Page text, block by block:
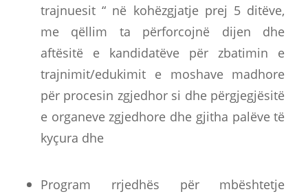
trajnuesit “ në kohëzgjatje prej 5 ditëve,
me qëllim ta përforcojnë dijen dhe
aftësitë e kandidatëve për zbatimin e
trajnimit/edukimit e moshave madhore
për procesin zgjedhor si dhe përgjegjësitë
e organeve zgjedhore dhe gjitha palëve të
kyçura dhe
Program rrjedhës për mbështetje